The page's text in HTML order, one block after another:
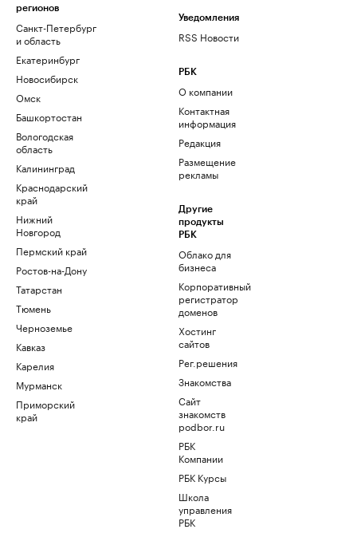
регионов
Санкт-Петербург
и область
Екатеринбург
Новосибирск
Омск
Башкортостан
Вологодская
область
Калининград
Краснодарский
край
Нижний
Новгород
Пермский край
Ростов-на-Дону
Татарстан
Тюмень
Черноземье
Кавказ
Карелия
Мурманск
Приморский
край
Уведомления
RSS Новости
РБК
О компании
Контактная
информация
Редакция
Размещение
рекламы
Другие
продукты
РБК
Облако для
бизнеса
Корпоративный
регистратор
доменов
Хостинг
сайтов
Рег.решения
Знакомства
Сайт
знакомств
podbor.ru
РБК
Компании
РБК Курсы
Школа
управления
РБК